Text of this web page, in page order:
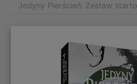
Jedyny Pierścień: Zestaw